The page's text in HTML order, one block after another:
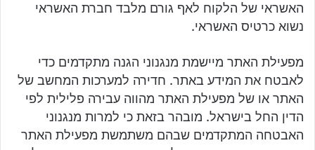
האשראי של הלקוח לאף גורם מלבד חברת האשראי
נשוא כרטיס האשראי.
מפעילת האתר מיישמת מנגנוני הגנה מתקדמים כדי
לאבטח את המידע באתר. חדירה למערכות המחשב של
האתר או של מפעילת האתר מהווה עבירה פלילית לפי
הדין החל בישראל. מובהר בזאת כי למרות מנגנוני
האבטחה המתקדמים שבהם משתמשת מפעילת האתר